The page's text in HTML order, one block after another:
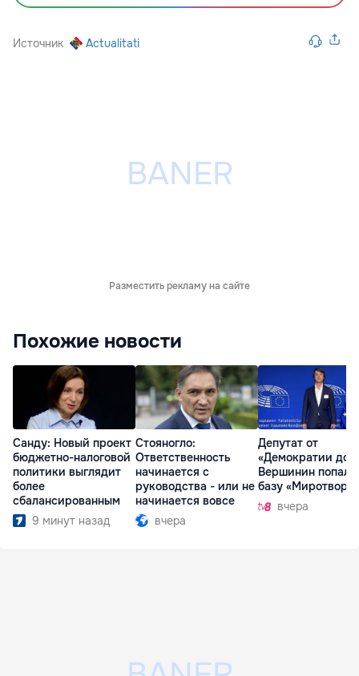
Источник Actualitati
Разместить рекламу на сайте
Похожие новости
Санду: Новый проект
бюджетно-налоговой
политики выглядит
более
сбалансированным
9 минут назад
Стояногло:
Ответственность
начинается с
руководства - или не
начинается вовсе
вчера
Депутат от
«Демократии
Вершинин попал в
базу
вчера